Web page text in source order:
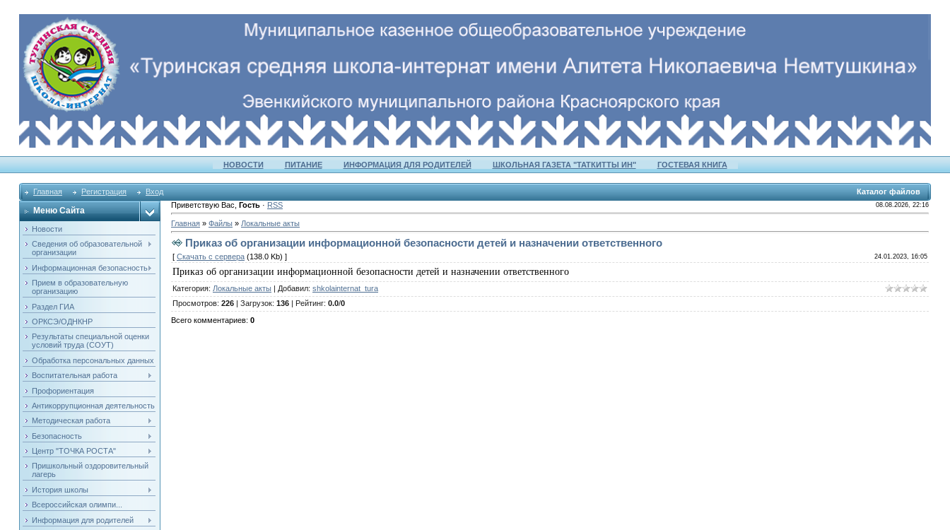
НОВОСТИ ПИТАНИЕ ИНФОРМАЦИЯ ДЛЯ РОДИТЕЛЕЙ ШКОЛЬНАЯ ГАЗЕТА "ТАТКИТТЫ ИН" ГОСТЕВАЯ КНИГА
Главная Регистрация Вход Каталог файлов
Меню Сайта
Новости
Сведения об образовательной
организации
Информационная безопасность
Прием в образовательную
организацию
Раздел ГИА
ОРКСЭ/ОДНКНР
Результаты специальной оценки
условий труда (СОУТ)
Обработка персональных данных
Воспитательная работа
Профориентация
Антикоррупционная деятельность
Методическая работа
Безопасность
Центр "ТОЧКА РОСТА"
Пришкольный оздоровительный
лагерь
История школы
Всероссийская олимпи...
Информация для родителей
Приветствую Вас Гость · RSS 08.08.2026, 22:16
Главная » Файлы » Локальные акты
Приказ об организации информационной безопасности детей и назначении ответственного
[ Скачать с сервера (138.0 Kb) ] 24.01.2023, 16:05
Приказ об организации информационной безопасности детей и назначении ответственного
Категория: Локальные акты Добавил: shkolainternat_tura
Просмотров: 226 Загрузок: 136 Рейтинг: 0.0/0
Всего комментариев: 0